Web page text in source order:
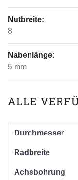
Nutbreite:
8
Nabenlänge:
5 mm
ALLE
Durchmesser
Radbreite
Achsbohrung